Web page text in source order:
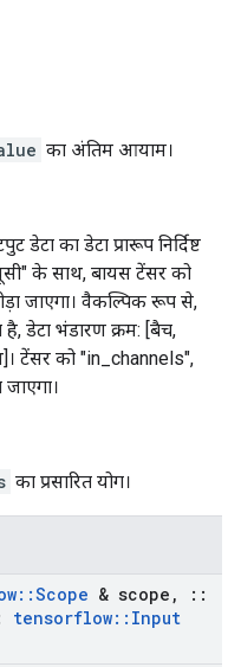
का अंतिम आयाम।
का डेटा प्रारूप निर्दिष्ट
के साथ, बायस टेंसर को
जाएगा। वैकल्पिक रूप से,
डेटा भंडारण क्रम: [बैच,
टेंसर को "in_channels",
का प्रसारित योग।
::Scope & scope ,
::
tensorflow:: Input